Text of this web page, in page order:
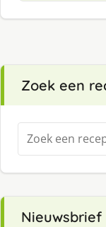
Zoek een
Zoeken
naar:
Nieuwsbrief